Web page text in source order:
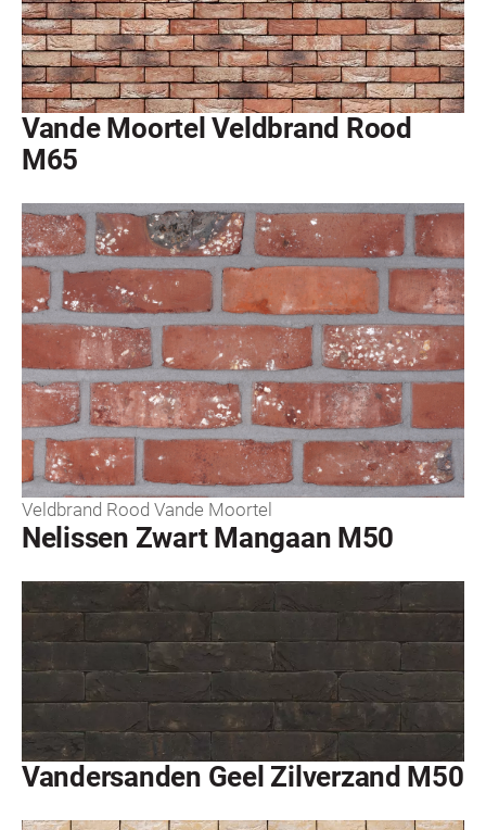
Vande Moortel Veldbrand Rood
M65
Veldbrand Rood Vande Moortel
Nelissen Zwart Mangaan M50
Vandersanden Geel Zilverzand M50